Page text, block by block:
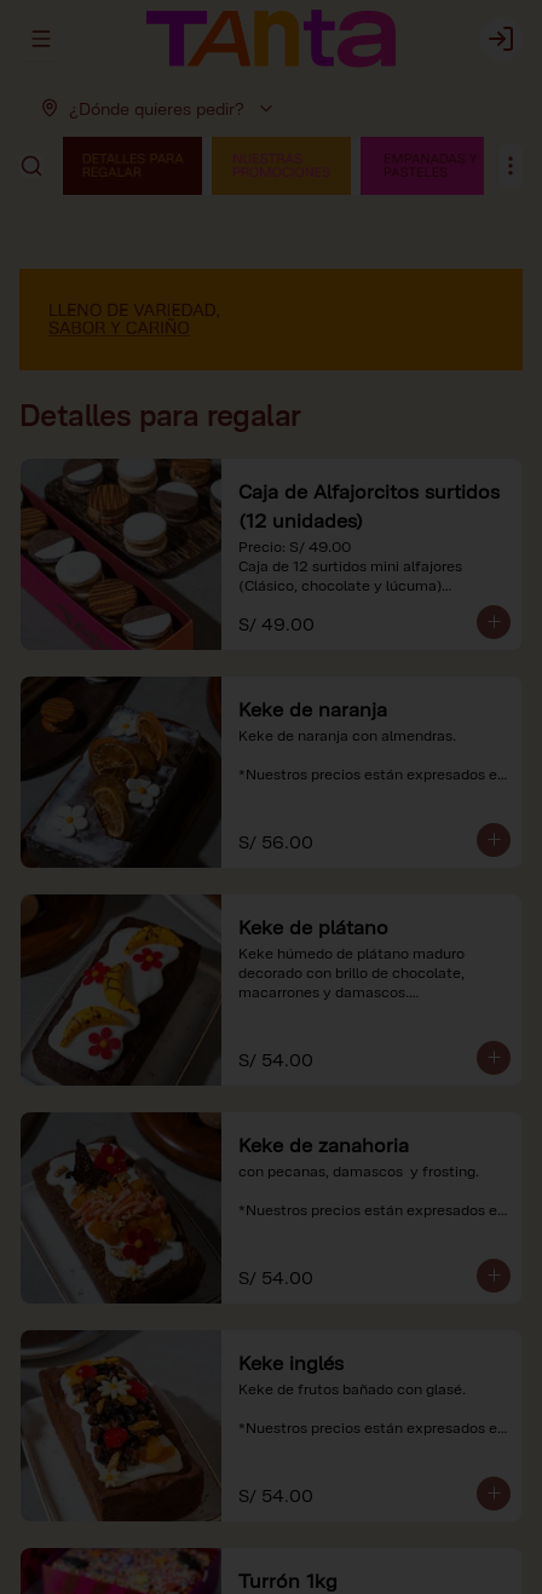
Abrir menu de navegación Login
¿Dónde quieres pedir?
Detalles para regalar
Caja de Alfajorcitos surtidos
(12 unidades)
Precio: S/ 49.00
Caja de 12 surtidos mini alfajores
(Clásico, chocolate y lúcuma)
*Nuestros precios están expresados en
S/ 49.00
Keke de naranja
Keke de naranja con almendras.
*Nuestros precios están expresados en
S/ 56.00
Keke de plátano
Keke húmedo de plátano maduro
decorado con brillo de chocolate,
macarrones y damascos.
soles e incluyen impuestos de ley y
recargo al consumo.
S/ 54.00
Keke de zanahoria
con pecanas, damascos  y frosting.
*Nuestros precios están expresados en
S/ 54.00
Keke inglés
Keke de frutos bañado con glasé.
*Nuestros precios están expresados en
S/ 54.00
Turrón 1kg